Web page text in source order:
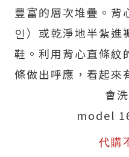
豐富的層次堆疊。背
인）或乾淨地半紮進
鞋。利用背心直條紋
條做出呼應，看起來
會
model
代購